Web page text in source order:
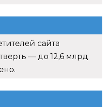
сайта
— до 12,6 млрд